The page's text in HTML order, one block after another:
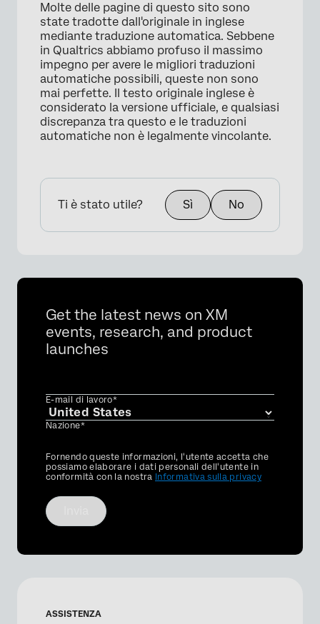
Molte delle pagine di questo sito sono
state tradotte dall'originale in inglese
mediante traduzione automatica. Sebbene
in Qualtrics abbiamo profuso il massimo
impegno per avere le migliori traduzioni
automatiche possibili, queste non sono
mai perfette. Il testo originale inglese è
considerato la versione ufficiale, e qualsiasi
discrepanza tra questo e le traduzioni
automatiche non è legalmente vincolante.
Ti è stato utile? Sì No
Get the latest news on XM
events, research, and product
launches
E-mail di lavoro*
Nazione*
Privacy
Optin
Fornendo queste informazioni, l'utente accetta che
possiamo elaborare i dati personali dell'utente in
conformità con la nostra Informativa sulla privacy
ASSISTENZA